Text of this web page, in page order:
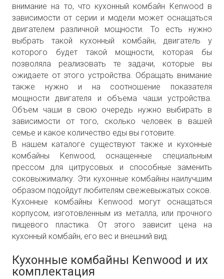
внимание на то, что кухонный комбайн Kenwood в
зависимости от серии и модели может оснащаться
двигателем различной мощности. То есть нужно
выбрать такой кухонный комбайн, двигатель у
которого будет такой мощности, которая бы
позволяла реализовать те задачи, которые вы
ожидаете от этого устройства. Обращать внимание
также нужно и на соотношение показателя
мощности двигателя и объема чаши устройства.
Объем чаши в свою очередь нужно выбирать в
зависимости от того, сколько человек в вашей
семье и какое количество еды вы готовите.
В нашем каталоге существуют также и кухонные
комбайны Kenwood, оснащенные специальным
прессом для цитрусовых и способные заменить
соковыжималку. Эти кухонные комбайны наилучшим
образом подойдут любителям свежевыжатых соков.
Кухонные комбайны Kenwood могут оснащаться
корпусом, изготовленным из металла, или прочного
пищевого пластика. От этого зависит цена на
кухонный комбайн, его вес и внешний вид.
Кухонные комбайны Kenwood и их
комплектация